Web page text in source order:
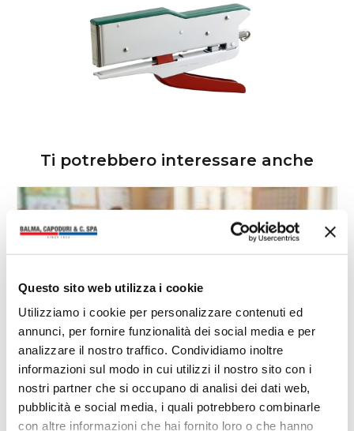
Questo sito web utilizza i cookie
Utilizziamo i cookie per personalizzare contenuti ed
annunci, per fornire funzionalità dei social media e per
analizzare il nostro traffico. Condividiamo inoltre
informazioni sul modo in cui utilizzi il nostro sito con i
nostri partner che si occupano di analisi dei dati web,
pubblicità e social media, i quali potrebbero combinarle
con altre informazioni che hai fornito loro o che hanno
Ti potrebbero interessare anche